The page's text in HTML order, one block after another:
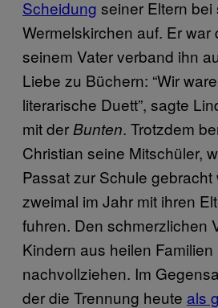
Scheidung seiner Eltern bei
Wermelskirchen auf. Er war
seinem Vater verband ihn
Liebe zu Büchern: “Wir
literarische Duett”, sagte
mit derBunten. Trotzdem
Christian seine Mitschüler,
Passat zur Schule gebracht
zweimal im Jahr mit ihren
fuhren. Den schmerzlichen
Kindern aus heilen
nachvollziehen. Im
der die Trennung heute als